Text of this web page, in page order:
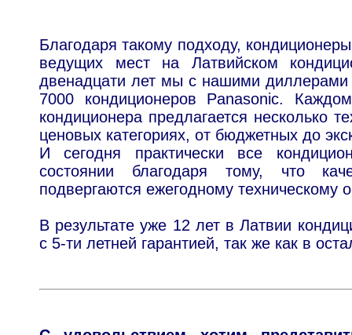
Благодаря такому подходу,
ведущих мест на Латвийском
двенадцати лет мы с нашими диллерами
7000 кондиционеров Panasoniс.
кондиционера предлагается несколько
ценовых категориях, от бюджетных до
И сегодня практически все
состоянии благодаря тому, что
подвергаются ежегодному техническому
В результате уже 12 лет в Латвии
с 5-ти летней гарантией, так же как в